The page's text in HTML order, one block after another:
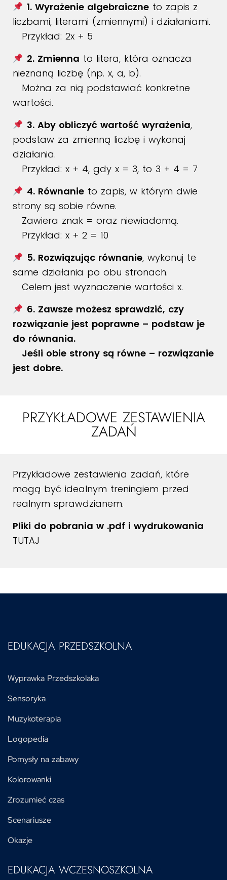
1. Wyrażenie algebraiczneto zapis z
liczbami, literami (zmiennymi) i działaniami.
Przykład: 2x + 5
2. Zmienna to litera, która oznacza
nieznaną liczbę (np. x, a, b).
Można za nią podstawiać konkretne
wartości.
3. Aby obliczyć wartość wyrażenia,
podstaw za zmienną liczbę i wykonaj
działania.
Przykład: x + 4, gdy x = 3, to 3 + 4 = 7
4. Równanieto zapis, w którym dwie
strony są sobie równe.
Zawiera znak = oraz niewiadomą.
Przykład: x + 2 = 10
5. Rozwiązując równanie, wykonuj te
same działania po obu stronach.
Celem jest wyznaczenie wartości x.
6. Zawsze możesz sprawdzić, czy
rozwiązanie jest poprawne – podstaw je
do równania.
Jeśli obie strony są równe – rozwiązanie
jest dobre.
PRZYKŁADOWE ZESTAWIENIA
ZADAŃ
Przykładowe zestawienia zadań, które
mogą być idealnym treningiem przed
realnym sprawdzianem.
Pliki do pobrania w .pdf i wydrukowania
TUTAJ
EDUKACJA PRZEDSZKOLNA
Wyprawka Przedszkolaka
Sensoryka
Muzykoterapia
Logopedia
Pomysły na zabawy
Kolorowanki
Zrozumieć czas
Scenariusze
Okazje
EDUKACJA WCZESNOSZKOLNA